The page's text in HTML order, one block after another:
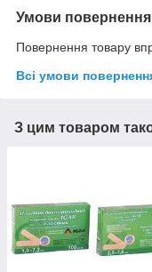
Умови повернення
Повернення товару
Всі умови
З цим товаром